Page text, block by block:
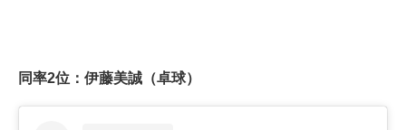
同率2位：伊藤美誠（卓球）